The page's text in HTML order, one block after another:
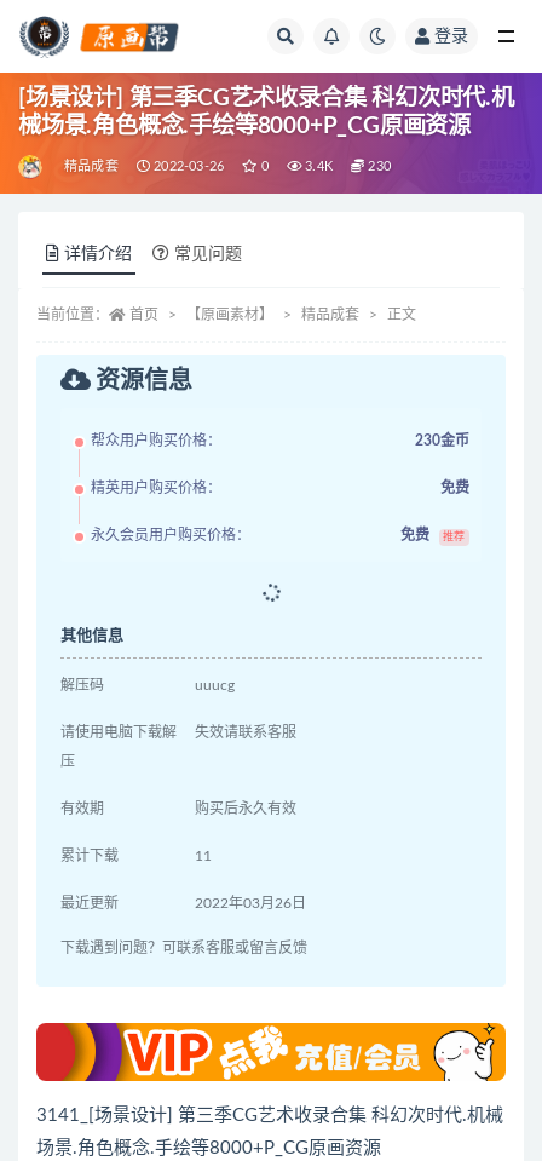
登录
[场景设计] 第三季CG艺术收录合集 科幻次时代.机
械场景.角色概念.手绘等8000+P_CG原画资源
精品成套 2022-03-26 0 3.4K 230
详情介绍 常见问题
当前位置： 首页 【原画素材】 精品成套 正文
资源信息
帮众用户购买价格： 230金币
精英用户购买价格： 免费
永久会员用户购买价格： 免费 推荐
其他信息
解压码 uuucg
请使用电脑下载解
压
失效请联系客服
有效期 购买后永久有效
累计下载 11
最近更新 2022年03月26日
下载遇到问题？可联系客服或留言反馈
3141_[场景设计] 第三季CG艺术收录合集 科幻次时代.机械
场景.角色概念.手绘等8000+P_CG原画资源